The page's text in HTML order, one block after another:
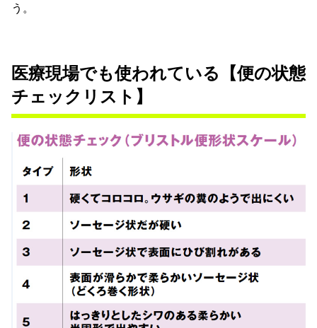
う。
医療現場でも使われている【便の状態
チェックリスト】